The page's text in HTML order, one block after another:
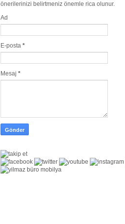
önerilerinizi belirtmeniz önemle rica olunur.
Ad
E-posta *
Mesaj *